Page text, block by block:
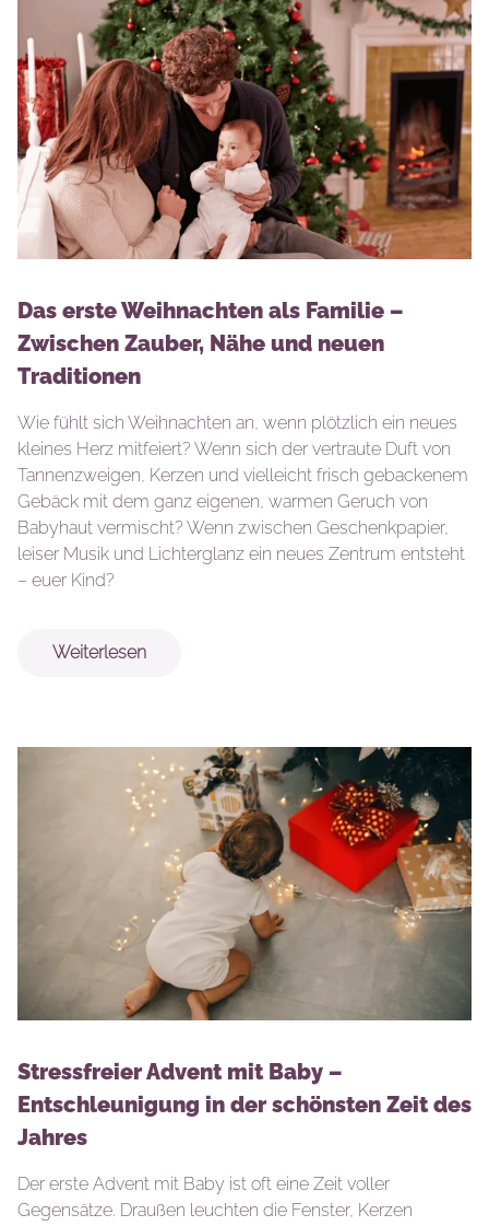
Das erste Weihnachten als Familie –
Zwischen Zauber, Nähe und neuen
Traditionen
Wie fühlt sich Weihnachten an, wenn plötzlich ein neues
kleines Herz mitfeiert? Wenn sich der vertraute Duft von
Tannenzweigen, Kerzen und vielleicht frisch gebackenem
Gebäck mit dem ganz eigenen, warmen Geruch von
Babyhaut vermischt? Wenn zwischen Geschenkpapier,
leiser Musik und Lichterglanz ein neues Zentrum entsteht
– euer Kind?
Weiterlesen
Stressfreier Advent mit Baby –
Entschleunigung in der schönsten Zeit des
Jahres
Der erste Advent mit Baby ist oft eine Zeit voller
Gegensätze. Draußen leuchten die Fenster, Kerzen